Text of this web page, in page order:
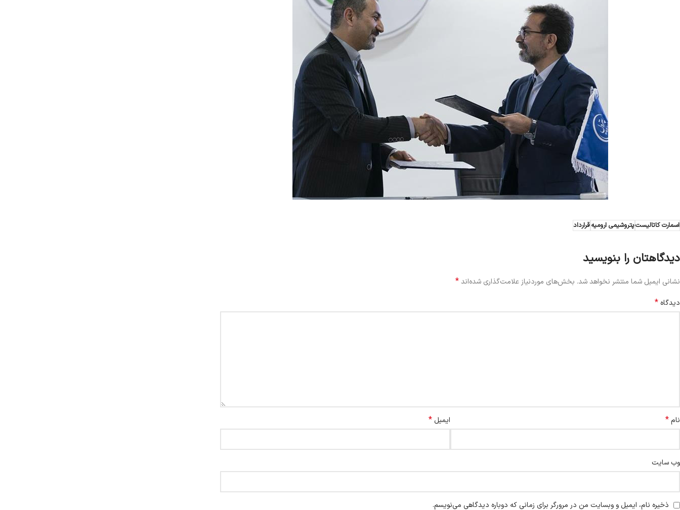
اسمارت کاتالیستپتروشیمی ارومیهقرارداد
دیدگاهتان را بنویسید
نشانی ایمیل شما منتشر نخواهد شد. بخش‌های موردنیاز علامت‌گذاری شده‌اند*
دیدگاه *
نام* ایمیل*
وب‌ سایت
ذخیره نام، ایمیل و وبسایت من در مرورگر برای زمانی که دوباره دیدگاهی می‌نویسم.